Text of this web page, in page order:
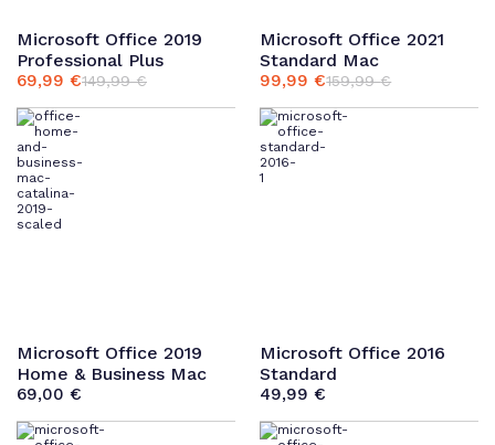
Microsoft Office 2019
Professional Plus
149,99€
Ursprünglicher
Preis
war:
149,99 €
69,99 €
Aktueller
Preis
ist:
69,99 €.
Microsoft Office 2021
Standard Mac
159,99€
Ursprünglicher
Preis
war:
159,99 €
99,99€
Aktueller
Preis
ist:
99,99 €.
Microsoft Office 2019
Home & Business Mac
69,00 €
Microsoft Office 2016
Standard
49,99€